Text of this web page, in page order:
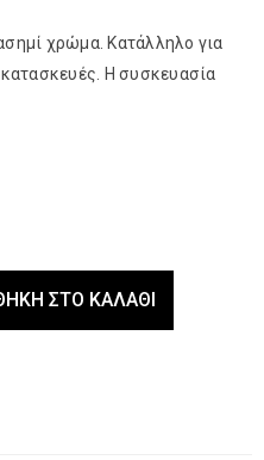
χρώμα. Κατάλληλο για
Η συσκευασία
ΣΤΟ ΚΑΛΆΘΙ